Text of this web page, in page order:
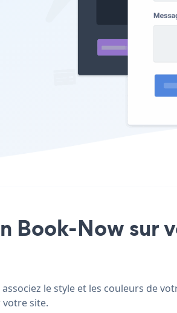
Book-Now sur
le style et les couleurs de
site.